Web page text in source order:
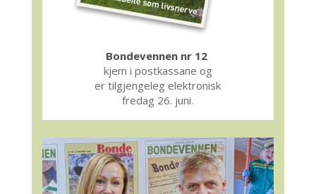
Bondevennen nr 12
kjem i postkassane og
er tilgjengeleg elektronisk
fredag 26. juni.